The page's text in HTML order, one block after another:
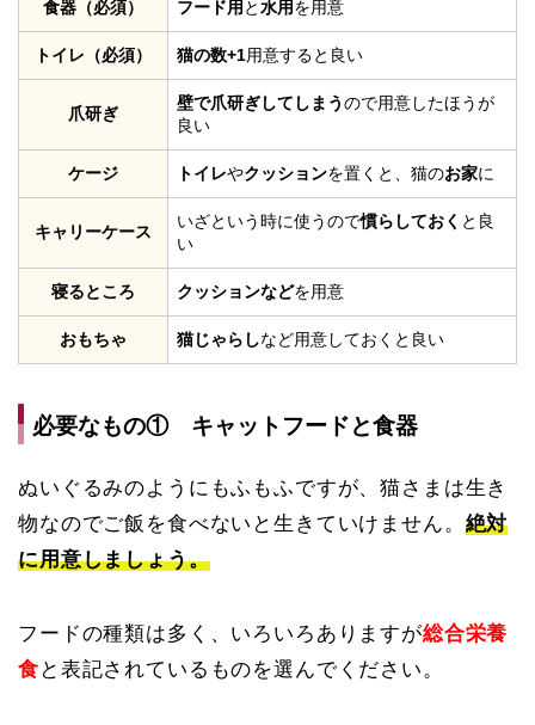
食器（必須） フード用 と水用を用意
トイレ（必須） 猫の数+1用意すると良い
爪研ぎ
壁で爪研ぎしてしまうので用意したほうが
良い
ケージ トイレやクッションを置くと、猫のお家に
キャリーケース
いざという時に使うので慣らしておく と良
い
寝るところ クッションなどを用意
おもちゃ 猫じゃらしなど用意しておくと良い
必要なもの① キャットフードと食器
ぬいぐるみのようにもふもふですが、猫さまは生き
物なのでご飯を食べないと生きていけません。 絶対
に用意しましょう。
フードの種類は多く、いろいろありますが総合栄養
食 と表記されているものを選んでください。